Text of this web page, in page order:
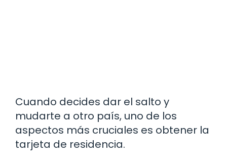
Cuando decides dar el salto y
mudarte a otro país, uno de los
aspectos más cruciales es obtener la
tarjeta de residencia.